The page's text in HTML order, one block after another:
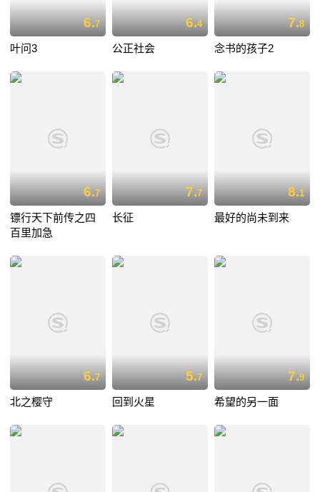
6.7
叶问3
6.4
公正社会
7.8
念书的孩子2
6.7
镖行天下前传之四
百里加急
7.7
长征
8.1
最好的尚未到来
6.7
北之樱守
5.7
回到火星
7.9
希望的另一面